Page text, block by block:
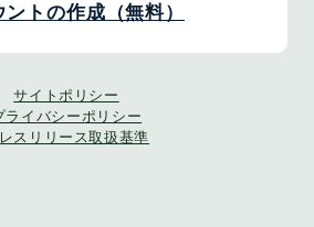
ントの作成（無料）
サイトポリシー
ライバシーポリシー
スリリース取扱基準